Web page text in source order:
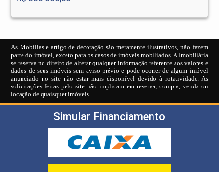
As Mobílias e artigo de decoração são meramente ilustrativos, não fazem
parte do imóvel, exceto para os casos de imóveis mobiliados. A Imobiliária
se reserva no direito de alterar qualquer informação referente aos valores e
dados de seus imóveis sem aviso prévio e pode ocorrer de algum imóvel
anunciado no site não estar mais disponível devido à rotatividade. As
solicitações feitas pelo site não implicam em reserva, compra, venda ou
locação de quaisquer imóveis.
Simular Financiamento